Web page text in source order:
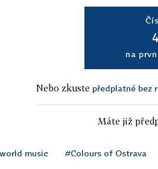
na
Nebo zkuste předplatné bez
Máte již
music #Colours of Ostrava